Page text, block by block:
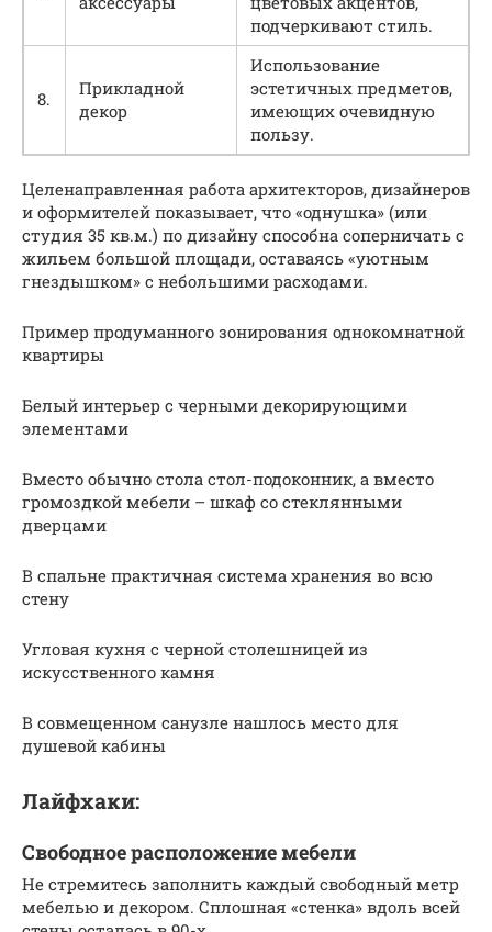
подчеркивают стиль.
8.
Прикладной
декор
Использование
эстетичных предметов,
имеющих очевидную
пользу.
Целенаправленная работа архитекторов, дизайнеров
и оформителей показывает, что «однушка» (или
студия 35 кв.м.) по дизайну способна соперничать с
жильем большой площади, оставаясь «уютным
гнездышком» с небольшими расходами.
Пример продуманного зонирования однокомнатной
квартиры
Белый интерьер с черными декорирующими
элементами
Вместо обычно стола стол-подоконник, а вместо
громоздкой мебели – шкаф со стеклянными
дверцами
В спальне практичная система хранения во всю
стену
Угловая кухня с черной столешницей из
искусственного камня
В совмещенном санузле нашлось место для
душевой кабины
Лайфхаки:
Свободное расположение мебели
Не стремитесь заполнить каждый свободный метр
мебелью и декором. Сплошная «стенка» вдоль всей